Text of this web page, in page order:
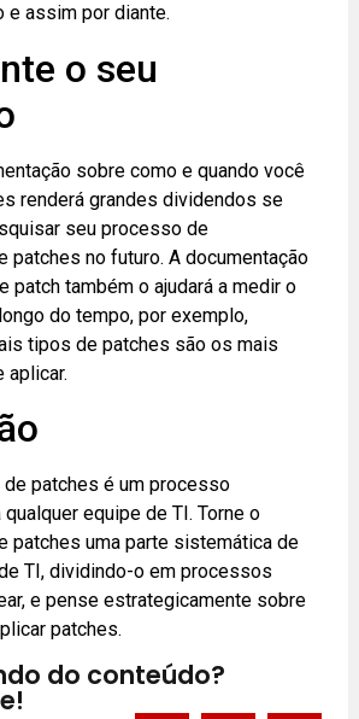
e assim por diante.
o seu
sobre como e quando você
renderá grandes dividendos se
seu processo de
patches no futuro. A documentação
patch também o ajudará a medir o
do tempo, por exemplo,
tipos de patches são os mais
aplicar.
de patches é um processo
equipe de TI. Torne o
patches uma parte sistemática de
TI, dividindo-o em processos
e pense estrategicamente sobre
patches.
do conteúdo?